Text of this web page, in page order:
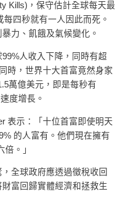
Kills)，保守估計全球每天最
四秒就有一人因此而死。
力、飢餓及氣候變化。
人收入下降，同時有超
時，世界十大首富竟然身家
萬億美元，即是每秒有
度增長。
表示：「十位首富即使明天
的人富有。他們現在擁有
倍。」
全球政府應透過徵稅收回
富回歸實體經濟和拯救生